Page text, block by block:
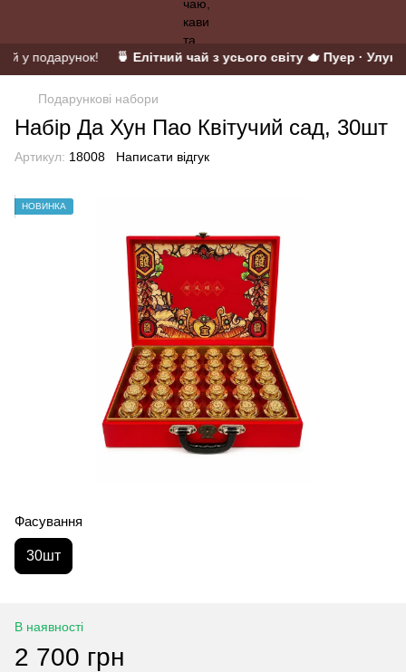
у подарунок! 🍵 Елітний чай з усього світу 🫖 Пуер · Улун
Подарункові набори
Набір Да Хун Пао Квітучий сад, 30шт
Артикул: 18008 Написати відгук
НОВИНКА
Фасування
30шт
В наявності
2 700 грн